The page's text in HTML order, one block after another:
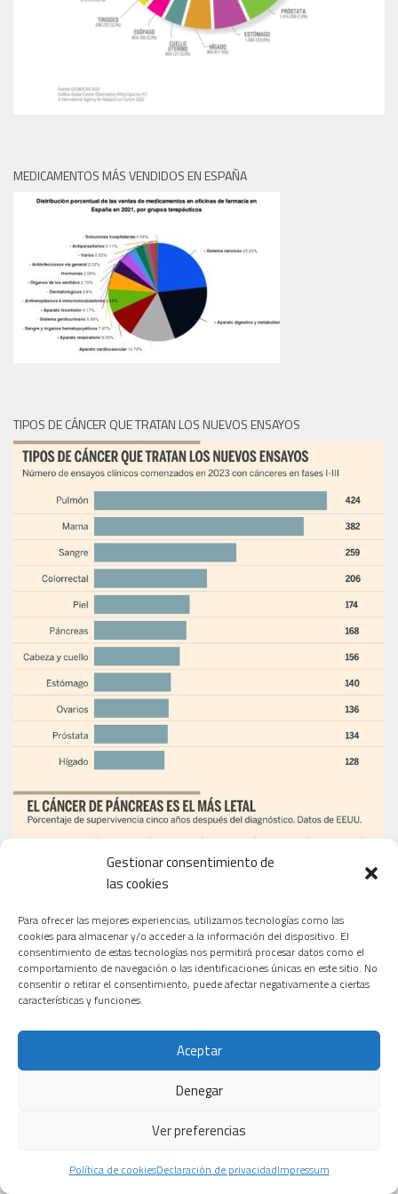
Gestionar consentimiento de
las cookies
Para ofrecer las mejores experiencias, utilizamos tecnologías como las
cookies para almacenar y/o acceder a la información del dispositivo. El
consentimiento de estas tecnologías nos permitirá procesar datos como el
comportamiento de navegación o las identificaciones únicas en este sitio. No
consentir o retirar el consentimiento, puede afectar negativamente a ciertas
características y funciones.
Aceptar
Denegar
Ver preferencias
Política de cookiesDeclaración de privacidadImpressum
MEDICAMENTOS MÁS VENDIDOS EN ESPAÑA
TIPOS DE CÁNCER QUE TRATAN LOS NUEVOS ENSAYOS